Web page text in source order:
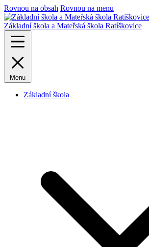
Rovnou na obsah Rovnou na menu
Základní škola a Mateřská škola Ratíškovice
Menu
Základní škola